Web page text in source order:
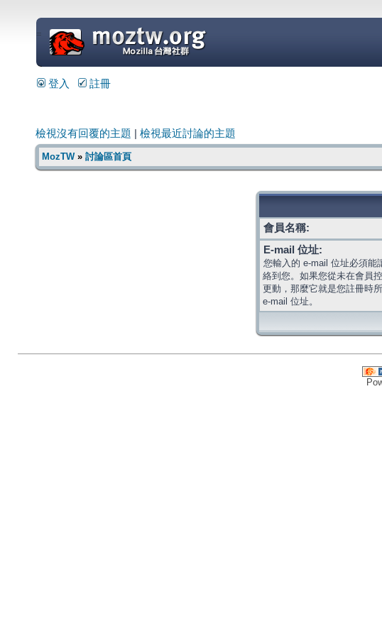
=
登入 註冊
檢視沒有回覆的主題 檢視最近討論的主題
MozTW» 討論區首頁
會員名稱:
E-mail 位址:
您輸入的 e-mail 位址必須能
絡到您。如果您從未在會員
更動，那麼它就是您註冊時
e-mail 位址。